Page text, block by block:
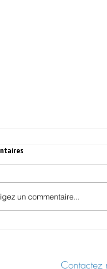
/ Fiche pratique n°04:
un commentaire...
Contactez